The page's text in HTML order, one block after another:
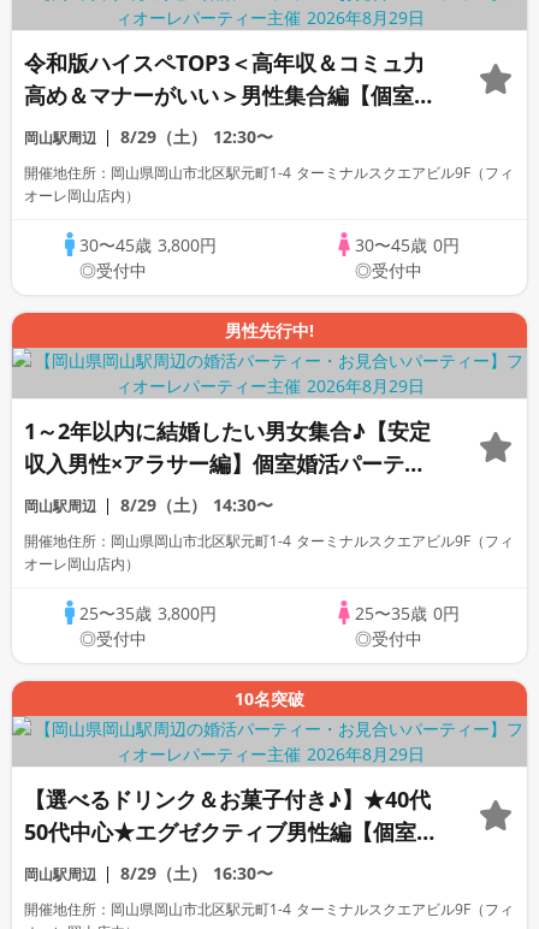
令和版ハイスペTOP3＜高年収＆コミュ力
高め＆マナーがいい＞男性集合編【個室】
婚活パーティー～真剣な出会い～
岡山駅周辺 8/29（土） 12:30〜
開催地住所：岡山県岡山市北区駅元町1-4 ターミナルスクエアビル9F（フィ
オーレ岡山店内）
30〜45歳 3,800円
◎受付中
30〜45歳 0円
◎受付中
男性先行中!
1～2年以内に結婚したい男女集合♪【安定
収入男性×アラサー編】個室婚活パーティ
ー～真剣な出会い～
岡山駅周辺 8/29（土） 14:30〜
開催地住所：岡山県岡山市北区駅元町1-4 ターミナルスクエアビル9F（フィ
オーレ岡山店内）
25〜35歳 3,800円
◎受付中
25〜35歳 0円
◎受付中
10名突破
【選べるドリンク＆お菓子付き♪】★40代
50代中心★エグゼクティブ男性編【個室】
婚活パーティー～真剣な出会い～
岡山駅周辺 8/29（土） 16:30〜
開催地住所：岡山県岡山市北区駅元町1-4 ターミナルスクエアビル9F（フィ